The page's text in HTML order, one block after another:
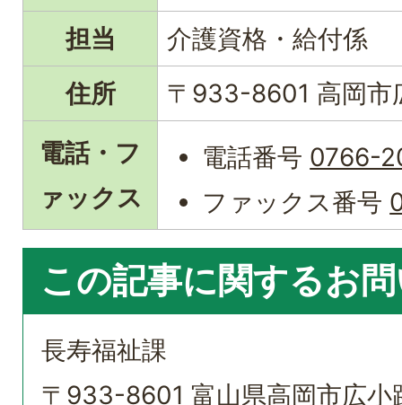
担当
介護資格・給付係
住所
〒933-8601 高岡市
電話・フ
ァックス
電話番号 0766-
ファックス番号
この記事に関するお
長寿福祉課
〒933-8601 富山県高岡市広